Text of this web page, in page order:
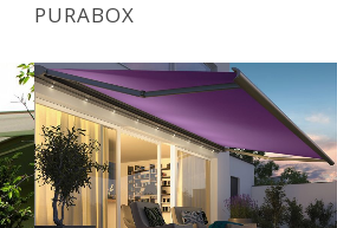
PURABOX